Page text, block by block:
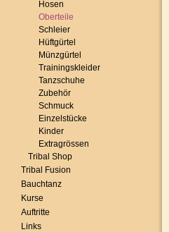
Hosen
Oberteile
Schleier
Hüftgürtel
Münzgürtel
Trainingskleider
Tanzschuhe
Zubehör
Schmuck
Einzelstücke
Kinder
Extragrössen
Tribal Shop
Tribal Fusion
Bauchtanz
Kurse
Auftritte
Links